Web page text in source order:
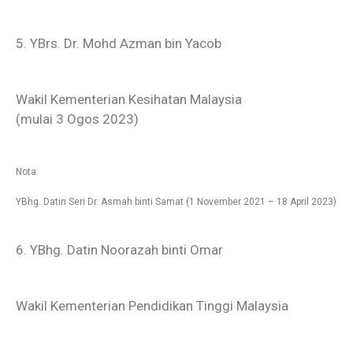
5. YBrs. Dr. Mohd Azman bin Yacob
Wakil Kementerian Kesihatan Malaysia
(mulai 3 Ogos 2023)
Nota:
YBhg. Datin Seri Dr. Asmah binti Samat (1 November 2021 – 18 April 2023)
6. YBhg. Datin Noorazah binti Omar
Wakil Kementerian Pendidikan Tinggi Malaysia